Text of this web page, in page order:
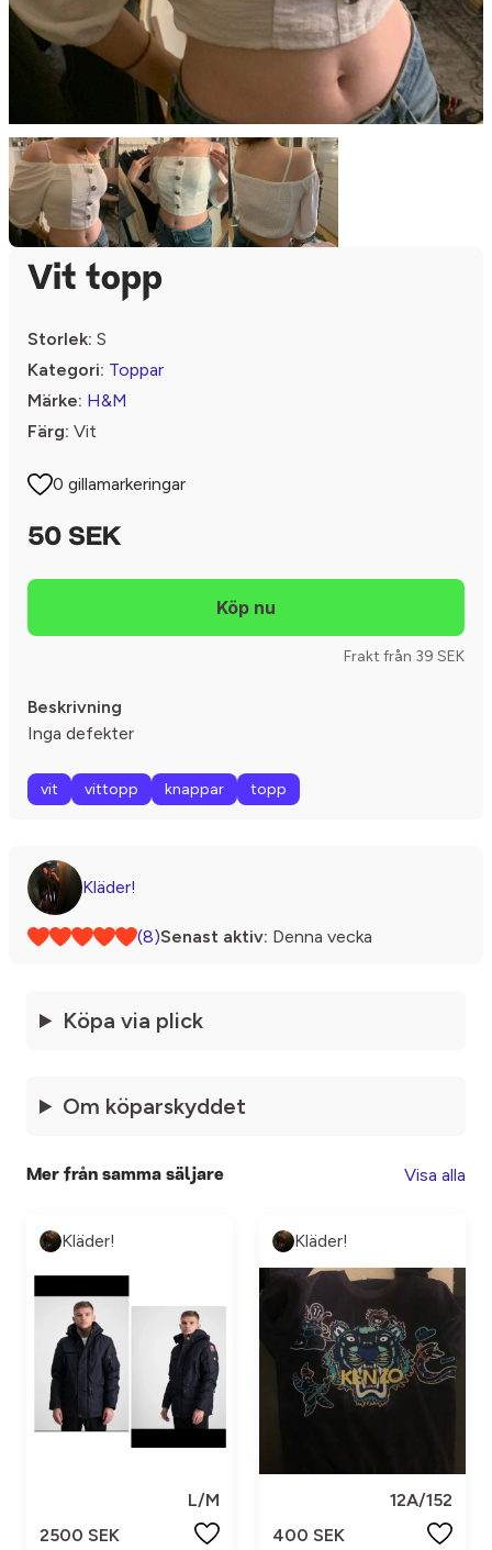
Vit topp
Storlek: S
Kategori: Toppar
Märke: H&M
Färg: Vit
0 gillamarkeringar
50 SEK
Frakt från 39 SEK
Beskrivning
Inga defekter
vit vittopp knappar topp
Kläder!
(8)Senast aktiv: Denna vecka
Köpa via plick
Om köparskyddet
Mer från samma säljare Visa alla
Kläder!
L/M
2500 SEK
Kläder!
12A/152
400 SEK